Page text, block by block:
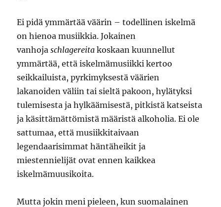
Ei pidä ymmärtää väärin – todellinen iskelmä
on hienoa musiikkia. Jokainen
vanhojaschlagereita koskaan kuunnellut
ymmärtää, että iskelmämusiikki kertoo
seikkailuista, pyrkimyksestä väärien
lakanoiden väliin tai sieltä pakoon, hylätyksi
tulemisesta ja hylkäämisestä, pitkistä katseista
ja käsittämättömistä määristä alkoholia. Ei ole
sattumaa, että musiikkitaivaan
legendaarisimmat häntäheikit ja
miestennielijät ovat ennen kaikkea
iskelmämuusikoita.
Mutta jokin meni pieleen, kun suomalainen